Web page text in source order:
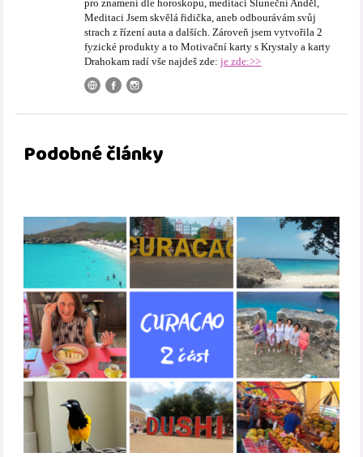
pro znamení dle horoskopu, meditaci Sluneční Anděl,
Meditaci Jsem skvělá řidička, aneb odbourávám svůj
strach z řízení auta a dalších. Zároveň jsem vytvořila 2
fyzické produkty a to Motivační karty s Krystaly a karty
Drahokam radí vše najdeš zde:je zde:>>
Podobné články